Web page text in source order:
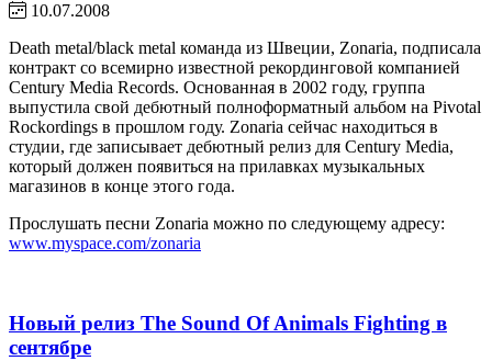
10.07.2008
Death metal/black metal команда из Швеции, Zonaria, подписала
контракт со всемирно известной рекординговой компанией
Century Media Records. Основанная в 2002 году, группа
выпустила свой дебютный полноформатный альбом на Pivotal
Rockordings в прошлом году. Zonaria сейчас находиться в
студии, где записывает дебютный релиз для Century Media,
который должен появиться на прилавках музыкальных
магазинов в конце этого года.
Прослушать песни Zonaria можно по следующему адресу:
www.myspace.com/zonaria
Новый релиз The Sound Of Animals Fighting в
сентябре